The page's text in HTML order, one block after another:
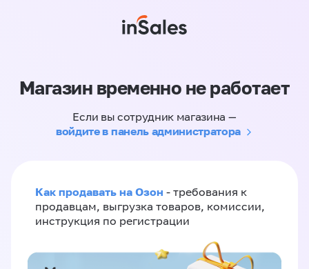
Магазин временно не работает
Если вы сотрудник магазина —
войдите в панель администратора
Как продавать на Озон - требования к
продавцам, выгрузка товаров, комиссии,
инструкция по регистрации